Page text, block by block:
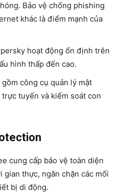
Bảo vệ chống phishing
khác là điểm mạnh của
hoạt động ổn định trên
hình thấp đến cao.
gồm công cụ quản lý mật
tuyến và kiểm soát con
cung cấp bảo vệ toàn diện
thực, ngăn chặn các mối
bị di động.